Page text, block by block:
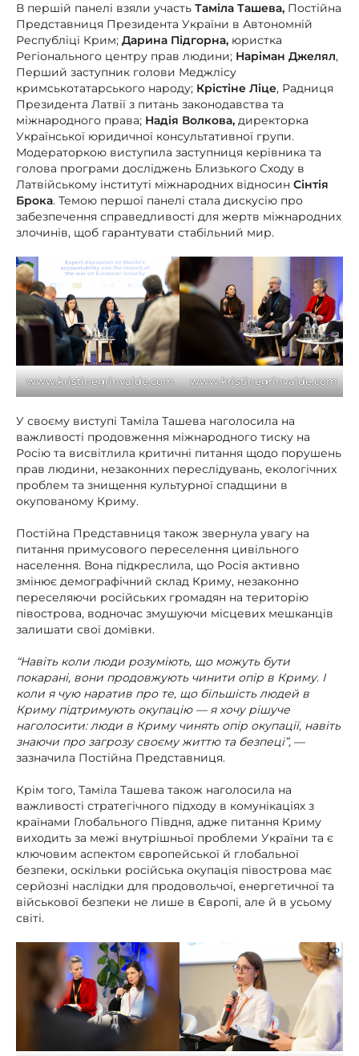
В першій панелі взяли участь Таміла Ташева, Постійна
Представниця Президента України в Автономній
Республіці Крим; Дарина Підгорна, юристка
Регіонального центру прав людини; Наріман Джелял,
Перший заступник голови Меджлісу
кримськотатарського народу; Крістіне Ліце, Радниця
Президента Латвії з питань законодавства та
міжнародного права; Надія Волкова, директорка
Української юридичної консультативної групи.
Модераторкою виступила заступниця керівника та
голова програми досліджень Близького Сходу в
Латвійському інституті міжнародних відносин Сінтія
Брока. Темою першої панелі стала дискусію про
забезпечення справедливості для жертв міжнародних
злочинів, щоб гарантувати стабільний мир.
www.kristinegrinvalde.com www.kristinegrinvalde.com
У своєму виступі Таміла Ташева наголосила на
важливості продовження міжнародного тиску на
Росію та висвітлила критичні питання щодо порушень
прав людини, незаконних переслідувань, екологічних
проблем та знищення культурної спадщини в
окупованому Криму.
Постійна Представниця також звернула увагу на
питання примусового переселення цивільного
населення. Вона підкреслила, що Росія активно
змінює демографічний склад Криму, незаконно
переселяючи російських громадян на територію
півострова, водночас змушуючи місцевих мешканців
залишати свої домівки.
“Навіть коли люди розуміють, що можуть бути
покарані, вони продовжують чинити опір в Криму. І
коли я чую наратив про те, що більшість людей в
Криму підтримують окупацію — я хочу рішуче
наголосити: люди в Криму чинять опір окупації, навіть
знаючи про загрозу своєму життю та безпеці”, —
зазначила Постійна Представниця.
Крім того, Таміла Ташева також наголосила на
важливості стратегічного підходу в комунікаціях з
країнами Глобального Півдня, адже питання Криму
виходить за межі внутрішньої проблеми України та є
ключовим аспектом європейської й глобальної
безпеки, оскільки російська окупація півострова має
серйозні наслідки для продовольчої, енергетичної та
військової безпеки не лише в Європі, але й в усьому
світі.